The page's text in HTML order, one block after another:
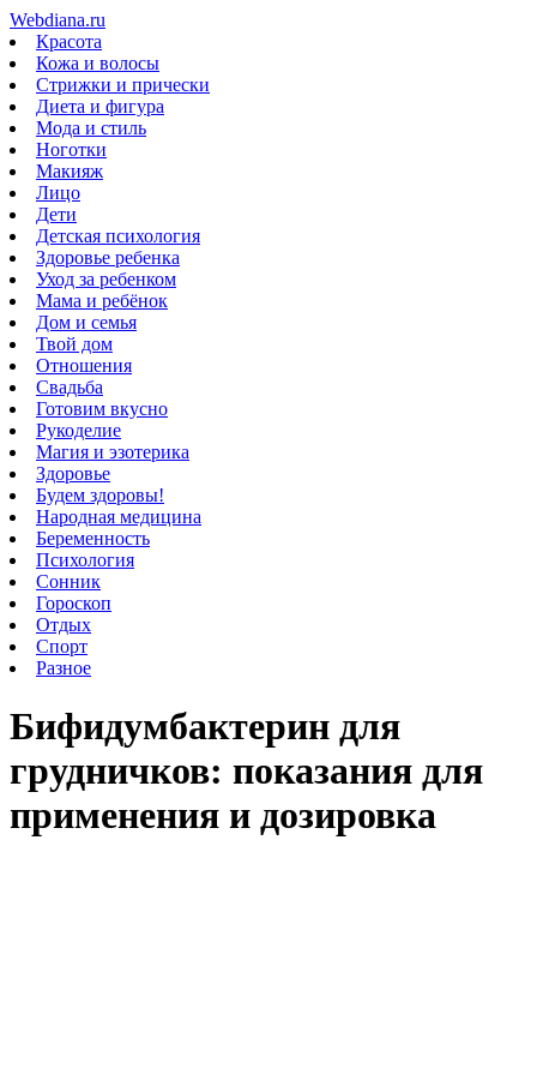
Webdiana.ru
Красота
Кожа и волосы
Стрижки и прически
Диета и фигура
Мода и стиль
Ноготки
Макияж
Лицо
Дети
Детская психология
Здоровье ребенка
Уход за ребенком
Мама и ребёнок
Дом и семья
Твой дом
Отношения
Свадьба
Готовим вкусно
Рукоделие
Магия и эзотерика
Здоровье
Будем здоровы!
Народная медицина
Беременность
Психология
Сонник
Гороскоп
Отдых
Спорт
Разное
Бифидумбактерин для
грудничков: показания для
применения и дозировка